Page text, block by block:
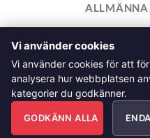
ALLMÄNNA
TILL KASSAN VARUKORG
ALLMÄNNA FRÅGOR OM
Klädskolan Sverige AB,
Vi använder cookies
Vi använder cookies för att
analysera hur webbplatsen
kategorier du godkänner.
GODKÄNN ALLA